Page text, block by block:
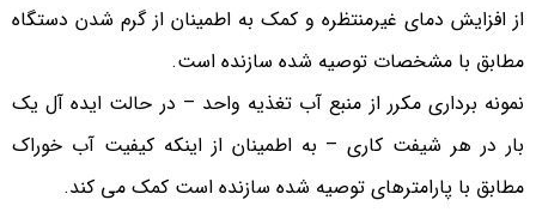
از افزایش دمای غیرمنتظره و کمک به اطمینان از گرم شدن دستگاه
مطابق با مشخصات توصیه شده سازنده است.
نمونه برداری مکرر از منبع آب تغذیه واحد – در حالت ایده آل یک
بار در هر شیفت کاری – به اطمینان از اینکه کیفیت آب خوراک
مطابق با پارامترهای توصیه شده سازنده است کمک می کند.